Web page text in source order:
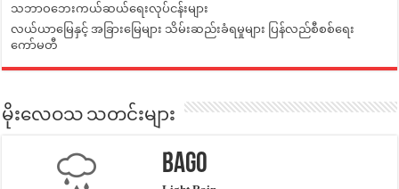
သဘာဝဘေးကယ်ဆယ်ရေးလုပ်ငန်းများ
လယ်ယာမြေနှင့် အခြားမြေများ သိမ်းဆည်းခံရမှုများ ပြန်လည်စီစစ်ရေး
ကော်မတီ
မိုးလေဝသ သတင်းများ
Bago